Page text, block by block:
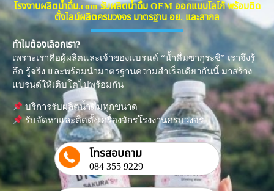
โรงงานผลิตน้ำดื่ม.com รับผลิตน้ำดื่ม OEM ออกแบบโลโก้ พร้อมติด
ตั้งไลน์ผลิตครบวงจร มาตรฐาน อย. และสากล
ทำไมต้องเลือกเรา?
เพราะเราคือผู้ผลิตและเจ้าของแบรนด์ “น้ำดื่มซากุระชิ” เราจึงรู้
ลึก รู้จริง และพร้อมนำมาตรฐานความสำเร็จเดียวกันนี้ มาสร้าง
แบรนด์ให้เติบโตไปพร้อมกัน
บริการรับผลิตน้ำดื่มทุกขนาด
รับจัดหาและติดตั้งเครื่องจักรโรงงานครบวงจร
โทรสอบถาม
084 355 9229